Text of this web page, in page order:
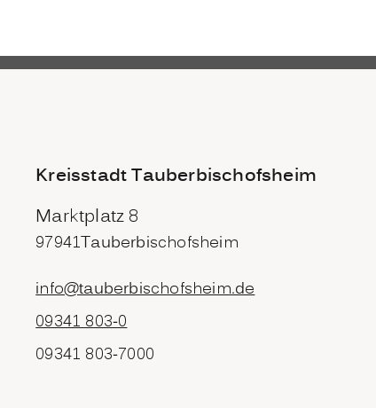
Kreisstadt Tauberbischofsheim
Marktplatz 8
97941Tauberbischofsheim
info@tauberbischofsheim.de
09341 803-0
09341 803-7000